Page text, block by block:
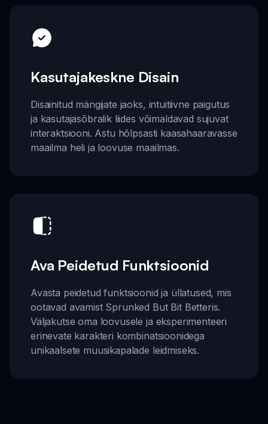
Kasutajakeskne Disain
Disainitud mängijate jaoks, intuitiivne paigutus
ja kasutajasõbralik liides võimaldavad sujuvat
interaktsiooni. Astu hõlpsasti kaasahaaravasse
maailma heli ja loovuse maailmas.
Ava Peidetud Funktsioonid
Avasta peidetud funktsioonid ja üllatused, mis
ootavad avamist Sprunked But Bit Betteris.
Väljakutse oma loovusele ja eksperimenteeri
erinevate karakteri kombinatsioonidega
unikaalsete muusikapalade leidmiseks.